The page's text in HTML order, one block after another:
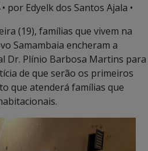
• por Edyelk dos Santos Ajala •
(19), famílias que vivem na
Samambaia encheram a
Dr. Plínio Barbosa Martins para
de que serão os primeiros
que atenderá famílias que